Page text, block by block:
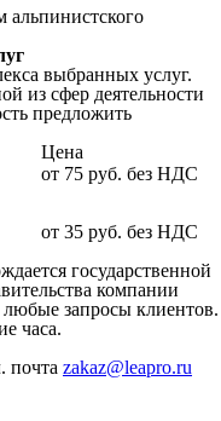
альпинистского
выбранных услуг.
из сфер деятельности
предложить
Цена
от 75 руб. без НДС
от 35 руб. без НДС
государственной
компании
любые запросы клиентов.
часа.
почта zakaz@leapro.ru